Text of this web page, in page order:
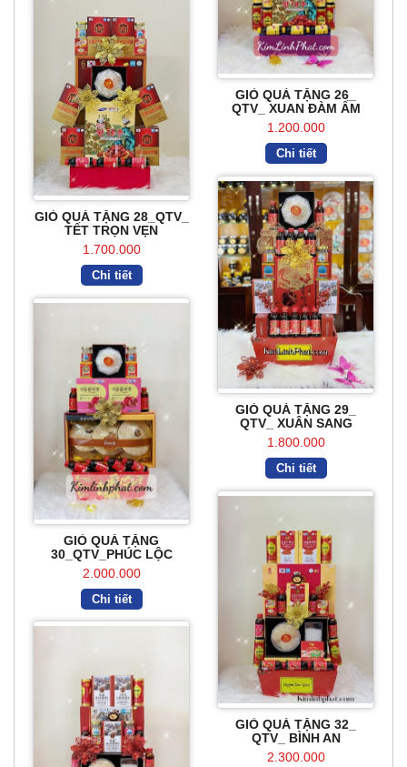
GIỎ QUÀ TẶNG 26_
QTV_ XUAN ĐÀM ẤM
1.200.000
Chi tiết
GIỎ QUÀ TẶNG 28_QTV_
TẾT TRỌN VẸN
1.700.000
Chi tiết
GIỎ QUÀ TẶNG 29_
QTV_ XUÂN SANG
1.800.000
Chi tiết
GIỎ QUÀ TẶNG
30_QTV_PHÚC LỘC
2.000.000
Chi tiết
GIỎ QUÀ TẶNG 32_
QTV_ BÌNH AN
2.300.000